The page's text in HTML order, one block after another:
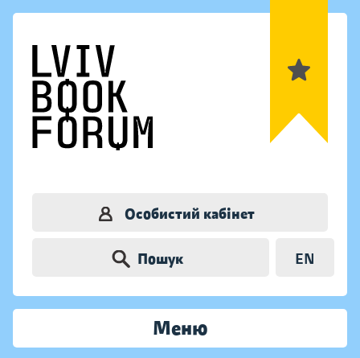
Особистий кабінет
Пошук EN
Меню